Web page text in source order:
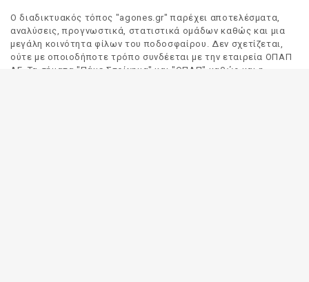
Ο διαδικτυακός τόπος "agones.gr" παρέχει αποτελέσματα,
αναλύσεις, προγνωστικά, στατιστικά ομάδων καθώς και μια
μεγάλη κοινότητα φίλων του ποδοσφαίρου. Δεν σχετίζεται,
ούτε με οποιοδήποτε τρόπο συνδέεται με την εταιρεία ΟΠΑΠ
ΑΕ. Τα σήματα "Πάμε Στοίχημα" και "ΟΠΑΠ" καθώς και η